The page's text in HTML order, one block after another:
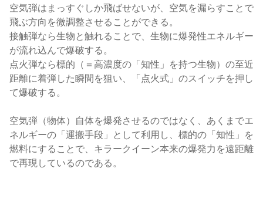
空気弾はまっすぐしか飛ばせないが、空気を漏らすことで
飛ぶ方向を微調整させることができる。
接触弾なら生物と触れることで、生物に爆発性エネルギー
が流れ込んで爆破する。
点火弾なら標的（＝高濃度の「知性」を持つ生物）の至近
距離に着弾した瞬間を狙い、「点火式」のスイッチを押し
て爆破する。
空気弾（物体）自体を爆発させるのではなく、あくまでエ
ネルギーの「運搬手段」として利用し、標的の「知性」を
燃料にすることで、キラークイーン本来の爆発力を遠距離
で再現しているのである。